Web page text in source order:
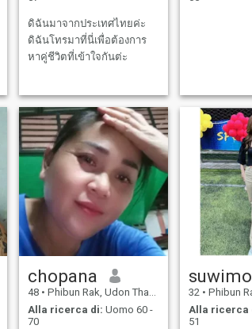
ดิฉันมาจากประเทศไทยค่ะ
ดิฉันโทรมาที่นี่เพื่อต้องการ
หาคู่ชีวิตที่เข้าใจกันต่ะ
chopana
48 • Phibun Rak, Udon Thani, Thailandia
Alla ricerca di: Uomo 60 -
70
32 • Phibun Rak,
Alla ricerca
51